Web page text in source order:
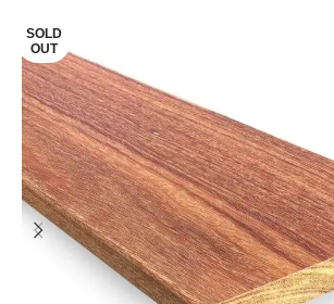
SOLD
OUT